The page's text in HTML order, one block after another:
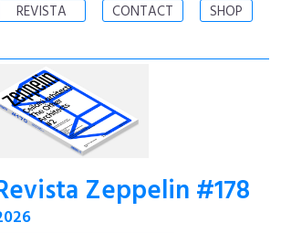
REVISTA CONTACT SHOP
Zeppelin #178